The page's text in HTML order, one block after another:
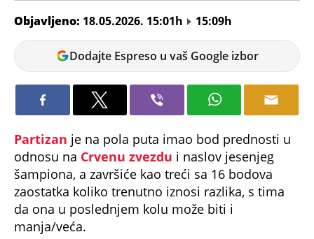
Objavljeno: 18.05.2026. 15:01h
15:09h
Goran
BožanovićDodajte Espreso u vaš Google izbor
Partizan je na pola puta imao bod prednosti u
odnosu na Crvenu zvezdu i naslov jesenjeg
šampiona, a završiće kao treći sa 16 bodova
zaostatka koliko trenutno iznosi razlika, s tima
da ona u poslednjem kolu može biti i
manja/veća.